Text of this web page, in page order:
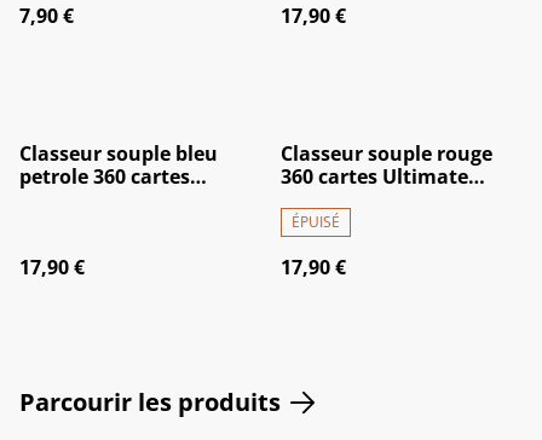
7,90 € 17,90 €
Classeur souple bleu
petrole 360 cartes
17,90 €
Classeur souple rouge
360 cartes Ultimate
ÉPUISÉ
17,90 €
Parcourir les produits